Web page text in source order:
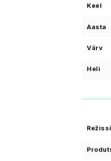
Keel
Aasta
Värv
Heli